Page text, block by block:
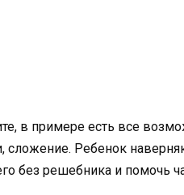
в примере есть все
сложение. Ребенок
без решебника и помочь